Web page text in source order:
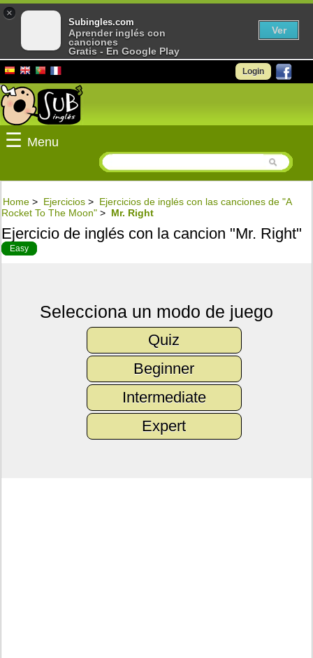
Login
☰ Menu
Home > Ejercicios > Ejercicios de inglés con las canciones de "A
Rocket To The Moon" > Mr. Right
Ejercicio de inglés con la cancion "Mr. Right"
Easy
Selecciona un modo de juego
Quiz
Beginner
Intermediate
Expert
×
Subingles.com
Aprender inglés con
canciones
Gratis - En Google Play
Ver